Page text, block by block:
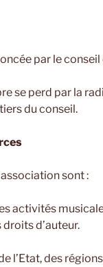
par le
se perd par la
du conseil.
sont :
activités
d’auteur.
l’Etat, des